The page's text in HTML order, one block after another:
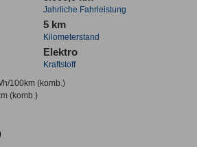
Jahrliche Fahrleistung
5 km
Kilometerstand
Elektro
Kraftstoff
100km(komb.)
(komb.)